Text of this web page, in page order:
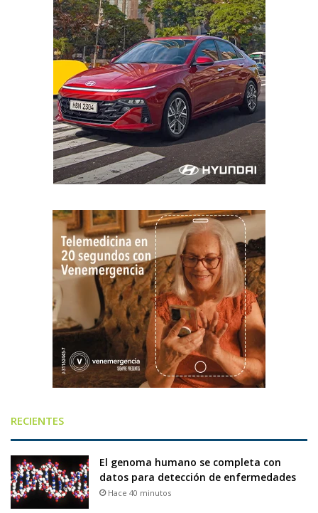
RECIENTES
El genoma humano se completa con
datos para detección de enfermedades
Hace 40 minutos